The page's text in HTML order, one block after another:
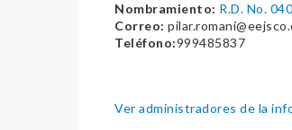
Nombramiento: R.D. No.
Correo:
Teléfono:999485837
Ver administradores de la